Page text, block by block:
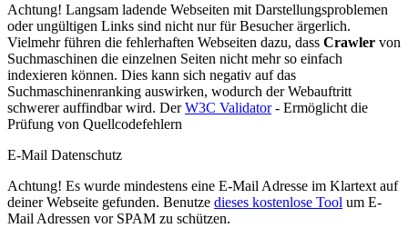
Achtung! Langsam ladende Webseiten mit Darstellungsproblemen
oder ungültigen Links sind nicht nur für Besucher ärgerlich.
Vielmehr führen die fehlerhaften Webseiten dazu, dass Crawler von
Suchmaschinen die einzelnen Seiten nicht mehr so einfach
indexieren können. Dies kann sich negativ auf das
Suchmaschinenranking auswirken, wodurch der Webauftritt
schwerer auffindbar wird. DerW3C Validator- Ermöglicht die
Prüfung von Quellcodefehlern
E-Mail Datenschutz
Achtung! Es wurde mindestens eine E-Mail Adresse im Klartext auf
deiner Webseite gefunden. Benutze dieses kostenlose Tool um E-
Mail Adressen vor SPAM zu schützen.